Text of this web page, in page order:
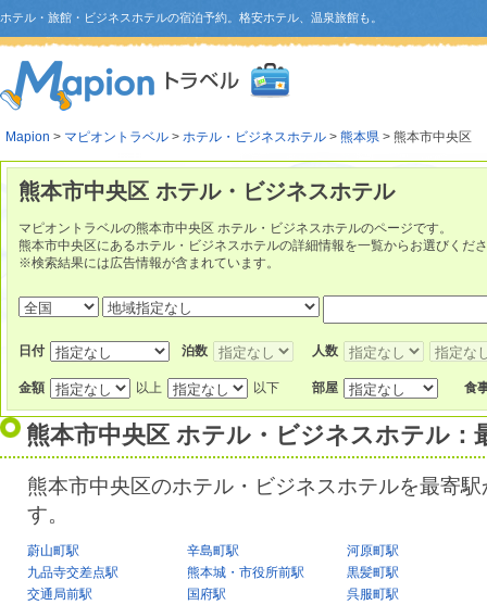
ホテル・旅館・ビジネスホテルの宿泊予約。格安ホテル、温泉旅館も。
Mapion > マピオントラベル > ホテル・ビジネスホテル > 熊本県 > 熊本市中央区
熊本市中央区 ホテル・ビジネスホテル
マピオントラベルの熊本市中央区 ホテル・ビジネスホテルのページです。
熊本市中央区にあるホテル・ビジネスホテルの詳細情報を一覧からお選びくだ
※検索結果には広告情報が含まれています。
日付 泊数 人数
金額 以上 以下 部屋 食
熊本市中央区 ホテル・ビジネスホテル：
熊本市中央区のホテル・ビジネスホテルを最寄
す。
蔚山町駅 辛島町駅
河原町駅
九品寺交差点駅
熊本城・市役所前駅
黒髪町駅
交通局前駅
国府駅
呉服町駅